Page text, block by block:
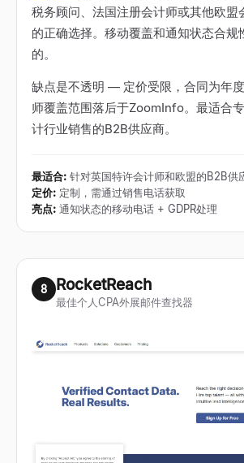
税务顾问、法国注册会计师或其他欧盟
的正确选择。移动覆盖和通知状态合规
的。
缺点是不透明 — 定价受限，合同为年
师覆盖范围落后于ZoomInfo。最适合
计行业销售的B2B供应商。
最适合: 针对英国特许会计师和欧盟的B2B供
定价: 定制，需通过销售电话获取
亮点: 通知状态的移动电话 + GDPR处理
8 RocketReach
最佳个人CPA外展邮件查找器